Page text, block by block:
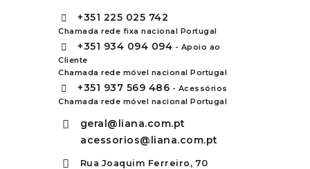
+351 225 025 742
Chamada rede fixa nacional Portugal
+351 934 094 094 - Apoio ao
Cliente
Chamada rede móvel nacional Portugal
+351 937 569 486 - Acessórios
Chamada rede móvel nacional Portugal
geral@liana.com.pt
acessorios@liana.com.pt
Rua Joaquim Ferreiro, 70